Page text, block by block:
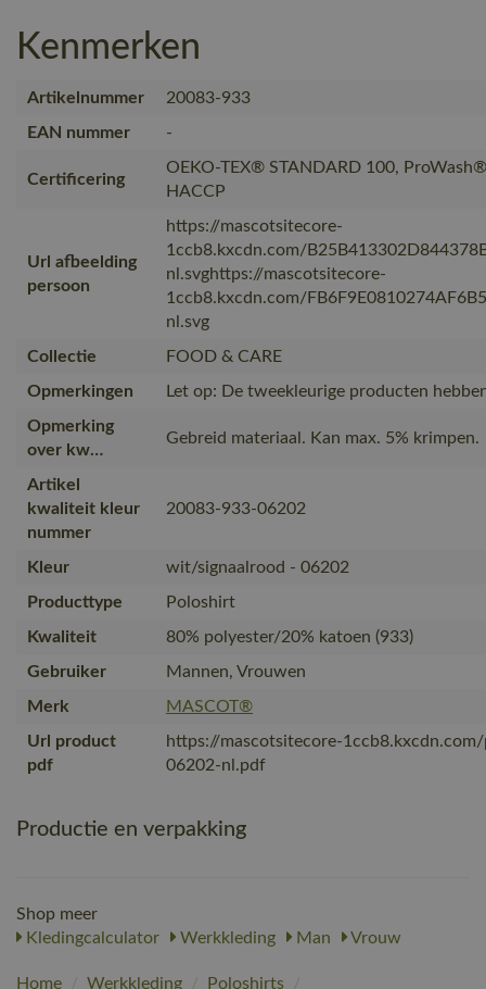
Kenmerken
Artikelnummer
20083-933
EAN nummer
-
Certificering
OEKO-TEX® STANDARD 100,
HACCP
Url afbeelding
persoon
https://mascotsitecore-
1ccb8.kxcdn.com/
nl.svghttps://mascotsitecore-
1ccb8.kxcdn.com/
nl.svg
Collectie
FOOD & CARE
Opmerkingen
Let op: De tweekleurige producten
Opmerking
over kw…
Gebreid materiaal. Kan max. 5% krimpen.
Artikel
kwaliteit kleur
nummer
20083-933-06202
Kleur
wit/signaalrood - 06202
Producttype
Poloshirt
Kwaliteit
80% polyester/20% katoen (933)
Gebruiker
Mannen, Vrouwen
Merk
MASCOT®
Url product
pdf
https://mascotsitecore-
06202-nl.pdf
Productie en verpakking
Shop meer
Kledingcalculator
Werkkleding Man Vrouw
Home / Werkkleding / Poloshirts /